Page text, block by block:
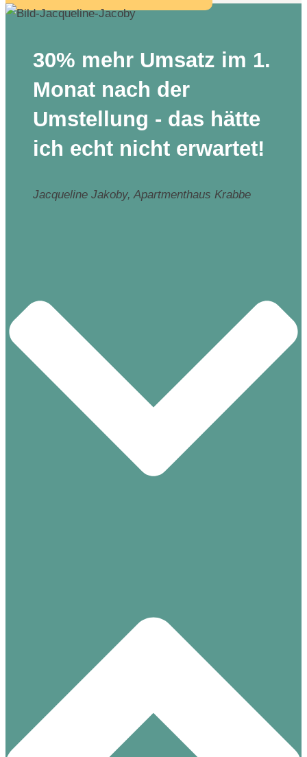
30% mehr Umsatz im 1.
Monat nach der
Umstellung - das hätte
ich echt nicht erwartet!
Jacqueline Jakoby, Apartmenthaus Krabbe